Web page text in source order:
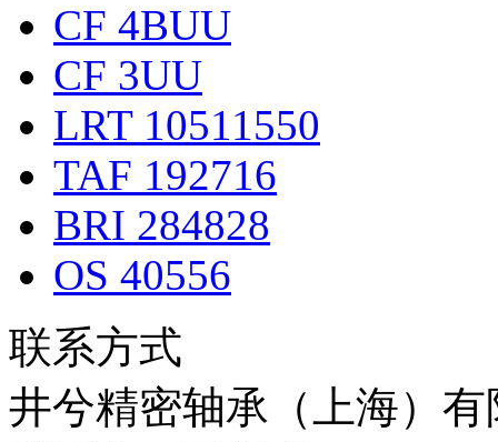
CF 4BUU
CF 3UU
LRT 10511550
TAF 192716
BRI 284828
OS 40556
联系方式
井兮精密轴承（上海）有